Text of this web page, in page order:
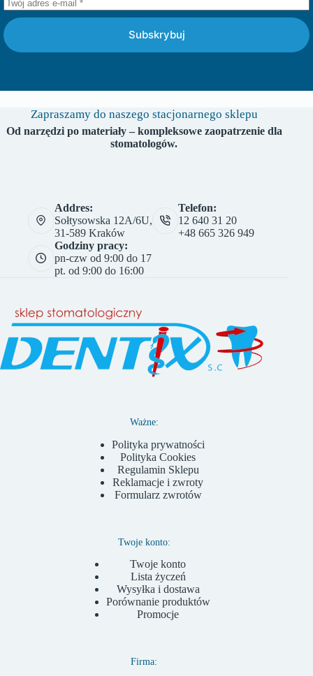
Subskrybuj
Zapraszamy do naszego stacjonarnego sklepu
Od narzędzi po materiały – kompleksowe zaopatrzenie dla
stomatologów.
Addres:
Sołtysowska 12A/6U,
31-589 Kraków
Telefon:
12 640 31 20
+48 665 326 949
Godziny pracy:
pn-czw od 9:00 do 17
pt. od 9:00 do 16:00
Ważne:
Polityka prywatności
Polityka Cookies
Regulamin Sklepu
Reklamacje i zwroty
Formularz zwrotów
Twoje konto:
Twoje konto
Lista życzeń
Wysyłka i dostawa
Porównanie produktów
Promocje
Firma: